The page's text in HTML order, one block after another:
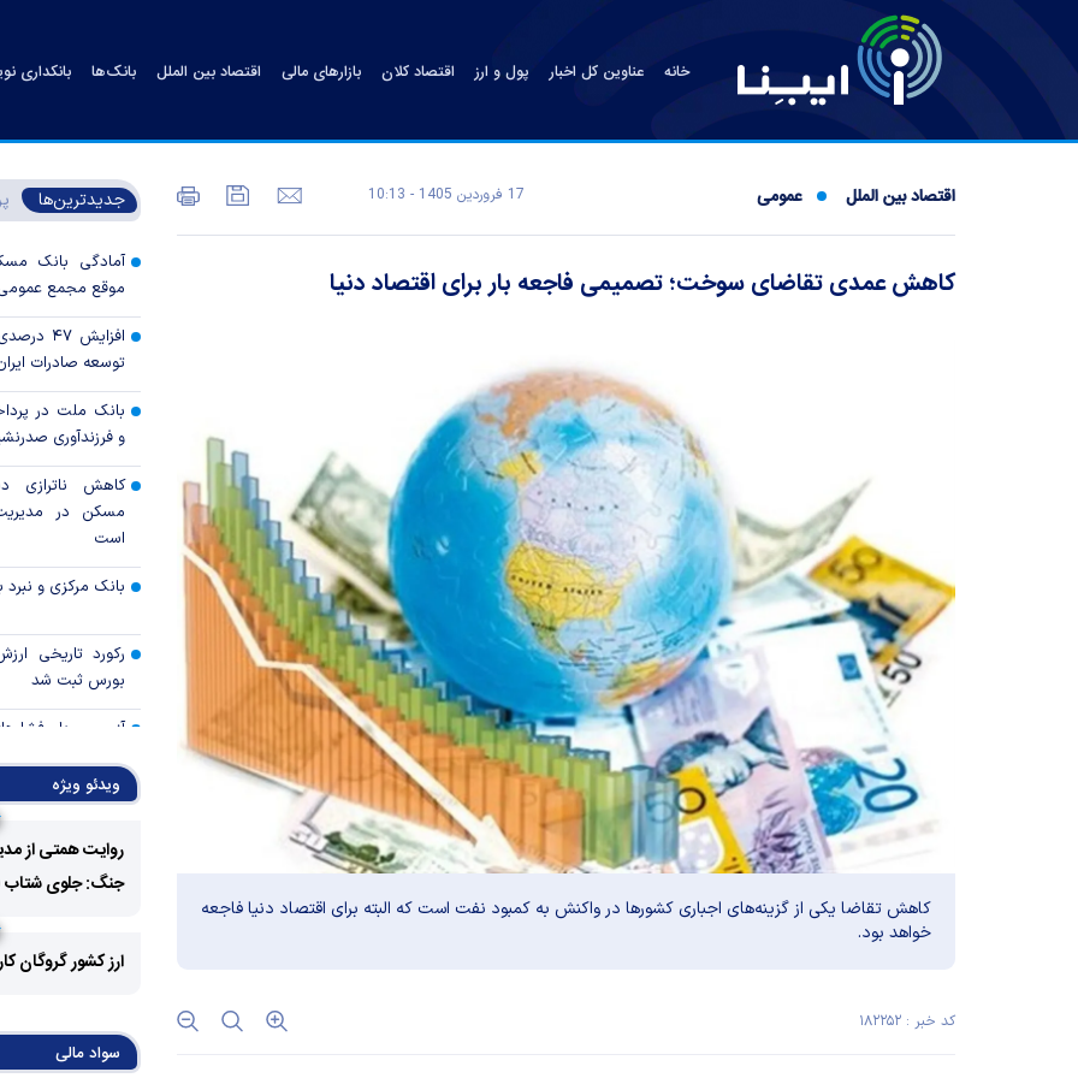
خانه عناوین کل اخبار پول و ارز اقتصاد کلان بازارهای مالی اقتصاد بین الملل بانک‌ها بانکداری
اقتصاد بین الملل عمومی 17 فروردين 1405 - 10:13
کاهش عمدی تقاضای سوخت؛ تصمیمی فاجعه بار برای اقتصاد دنیا
کاهش تقاضا یکی از گزینه‌های اجباری کشور‌ها در واکنش به کمبود نفت است که البته برای اقتصاد دنیا فاجعه
خواهد بود.
کد خبر : ۱۸۲۲۵۲
جدیدترین‌ها
آمادگی بانک
موقع مجمع عمومی
افزایش
توسعه صادرات
بانک ملت در
و فرزندآوری
کاهش ناترازی
مسکن در
است
بانک مرکزی و نبرد
رکورد تاریخی
بورس ثبت شد
آزمون مهار
آیا حباب
میان‌دوره‌ای
هوش مصنوعی؛
ناکارآمدی
اقتصاد کوچک‌شده
عبور کرد
ویدئو ویژه
روایت همتی از
جنگ: جلوی شتاب
ارز کشور گروگان
سواد مالی